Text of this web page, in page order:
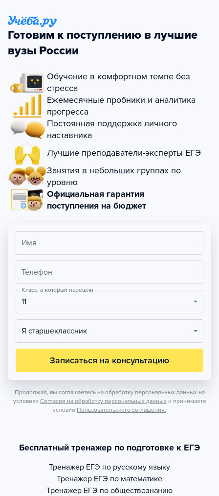
Готовим к поступлению в лучшие
вузы России
Обучение в комфортном темпе без
стресса
Ежемесячные пробники и аналитика
прогресса
Постоянная поддержка личного
наставника
Лучшие преподаватели-эксперты ЕГЭ
Занятия в небольших группах по
уровню
Официальная гарантия
поступления на бюджет
Имя
Телефон
Класс, в который перешли
11
Я старшеклассник
Записаться на консультацию
Продолжая, вы соглашаетесь на обработку персональных данных на
условиях Согласия на обработку персональных данных и принимаете
условия Пользовательского соглашения.
Бесплатный тренажер по подготовке к ЕГЭ
Тренажер ЕГЭ по русскому языку
Тренажер ЕГЭ по математике
Тренажер ЕГЭ по обществознанию